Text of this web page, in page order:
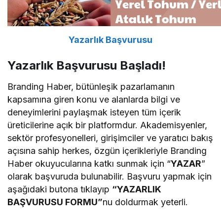
Yazarlık Başvurusu
Yazarlık Başvurusu Başladı!
Branding Haber, bütünleşik pazarlamanın
kapsamına giren konu ve alanlarda bilgi ve
deneyimlerini paylaşmak isteyen tüm içerik
üreticilerine açık bir platformdur. Akademisyenler,
sektör profesyonelleri, girişimciler ve yaratıcı bakış
açısına sahip herkes, özgün içerikleriyle Branding
Haber okuyucularına katkı sunmak için “YAZAR”
olarak başvuruda bulunabilir. Başvuru yapmak için
aşağıdaki butona tıklayıp “YAZARLIK
BAŞVURUSU FORMU”nu doldurmak yeterli.